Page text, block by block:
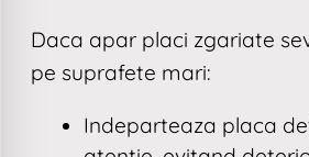
Daca apar placi zgariate
pe suprafete mari:
Indeparteaza placa